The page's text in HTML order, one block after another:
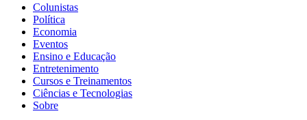
Colunistas
Política
Economia
Eventos
Ensino e Educação
Entretenimento
Cursos e Treinamentos
Ciências e Tecnologias
Sobre